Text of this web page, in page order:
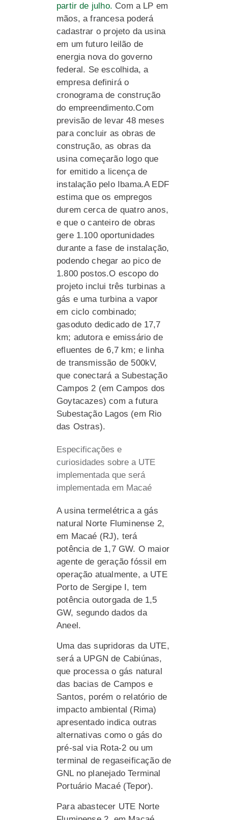
partir de julho. Com a LP em
mãos, a francesa poderá
cadastrar o projeto da usina
em um futuro leilão de
energia nova do governo
federal. Se escolhida, a
empresa definirá o
cronograma de construção
do empreendimento.Com
previsão de levar 48 meses
para concluir as obras de
construção, as obras da
usina começarão logo que
for emitido a licença de
instalação pelo Ibama.A EDF
estima que os empregos
durem cerca de quatro anos,
e que o canteiro de obras
gere 1.100 oportunidades
durante a fase de instalação,
podendo chegar ao pico de
1.800 postos.O escopo do
projeto inclui três turbinas a
gás e uma turbina a vapor
em ciclo combinado;
gasoduto dedicado de 17,7
km; adutora e emissário de
efluentes de 6,7 km; e linha
de transmissão de 500kV,
que conectará a Subestação
Campos 2 (em Campos dos
Goytacazes) com a futura
Subestação Lagos (em Rio
das Ostras).
Especificações e
curiosidades sobre a UTE
implementada que será
implementada em Macaé
A usina termelétrica a gás
natural Norte Fluminense 2,
em Macaé (RJ), terá
potência de 1,7 GW. O maior
agente de geração fóssil em
operação atualmente, a UTE
Porto de Sergipe I, tem
potência outorgada de 1,5
GW, segundo dados da
Aneel.
Uma das supridoras da UTE,
será a UPGN de Cabiúnas,
que processa o gás natural
das bacias de Campos e
Santos, porém o relatório de
impacto ambiental (Rima)
apresentado indica outras
alternativas como o gás do
pré-sal via Rota-2 ou um
terminal de regaseificação de
GNL no planejado Terminal
Portuário Macaé (Tepor).
Para abastecer UTE Norte